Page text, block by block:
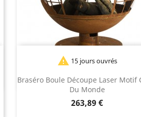
Braséro Boule Découpe Laser Motif
Du Monde
Prix
263,89 €
 15 jours ouvrés